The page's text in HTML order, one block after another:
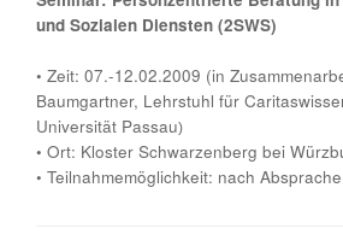
und Sozialen Diensten (2SWS)
• Zeit: 07.-12.02.2009 (in
Baumgartner, Lehrstuhl für
Universität Passau)
• Ort: Kloster Schwarzenberg bei
• Teilnahmemöglichkeit: nach Absprache